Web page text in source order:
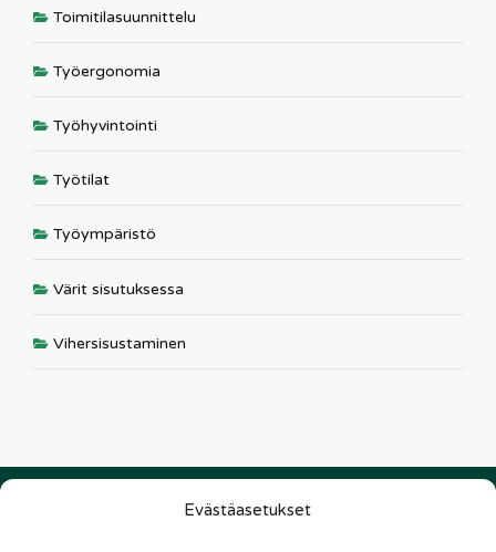
Evästäasetukset
Toimitilasuunnittelu
Työergonomia
Työhyvintointi
Työtilat
Työympäristö
Värit sisutuksessa
Vihersisustaminen